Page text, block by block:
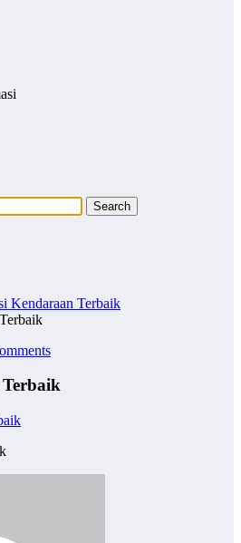
Kendaraan Terbaik